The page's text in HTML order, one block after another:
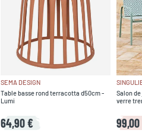
SEMA DESIGN
Table basse rond terracotta d50cm -
Lumi
64,90 €
Salon
verre